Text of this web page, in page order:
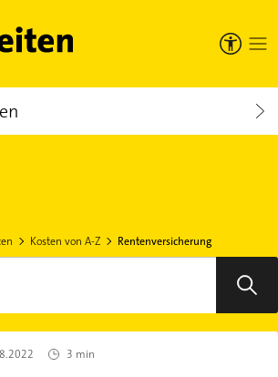
Kosten von A-Z Rentenversicherung
3 min